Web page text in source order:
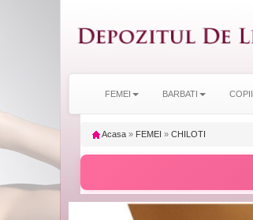
FEMEI BARBATI COPII
Acasa » FEMEI » CHILOTI